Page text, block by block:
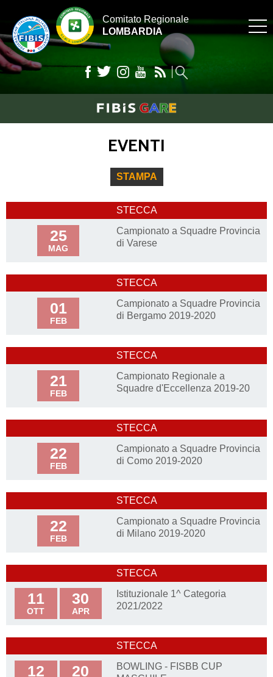
Comitato Regionale
LOMBARDIA
EVENTI
STAMPA
STECCA
25
MAG
Campionato a Squadre Provincia
di Varese
STECCA
01
FEB
Campionato a Squadre Provincia
di Bergamo 2019-2020
STECCA
21
FEB
Campionato Regionale a
Squadre d'Eccellenza 2019-20
STECCA
22
FEB
Campionato a Squadre Provincia
di Como 2019-2020
STECCA
22
FEB
Campionato a Squadre Provincia
di Milano 2019-2020
STECCA
11
OTT
30
APR
Istituzionale 1^ Categoria
2021/2022
STECCA
12 20
BOWLING - FISBB CUP